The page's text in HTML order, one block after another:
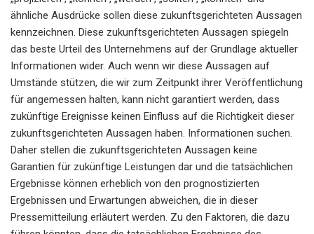
ähnliche Ausdrücke sollen diese zukunftsgerichteten Aussagen
kennzeichnen. Diese zukunftsgerichteten Aussagen spiegeln
das beste Urteil des Unternehmens auf der Grundlage aktueller
Informationen wider. Auch wenn wir diese Aussagen auf
Umstände stützen, die wir zum Zeitpunkt ihrer Veröffentlichung
für angemessen halten, kann nicht garantiert werden, dass
zukünftige Ereignisse keinen Einfluss auf die Richtigkeit dieser
zukunftsgerichteten Aussagen haben. Informationen suchen.
Daher stellen die zukunftsgerichteten Aussagen keine
Garantien für zukünftige Leistungen dar und die tatsächlichen
Ergebnisse können erheblich von den prognostizierten
Ergebnissen und Erwartungen abweichen, die in dieser
Pressemitteilung erläutert werden. Zu den Faktoren, die dazu